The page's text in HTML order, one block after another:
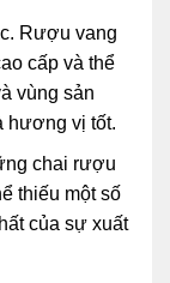
Rượu vang
cấp và thể
vùng sản
hương vị tốt.
chai rượu
thiếu một số
của sự xuất